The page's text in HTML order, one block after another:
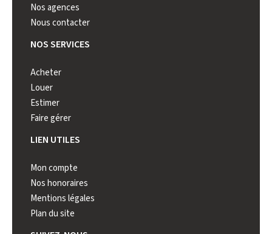
Nos agences
Nous contacter
NOS SERVICES
Acheter
Louer
Estimer
Faire gérer
LIEN UTILES
Mon compte
Nos honoraires
Mentions légales
Plan du site